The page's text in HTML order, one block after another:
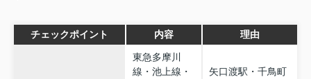
チェックポイント 内容 理由
東急多摩川
線・池上線・
矢口渡駅・千鳥町